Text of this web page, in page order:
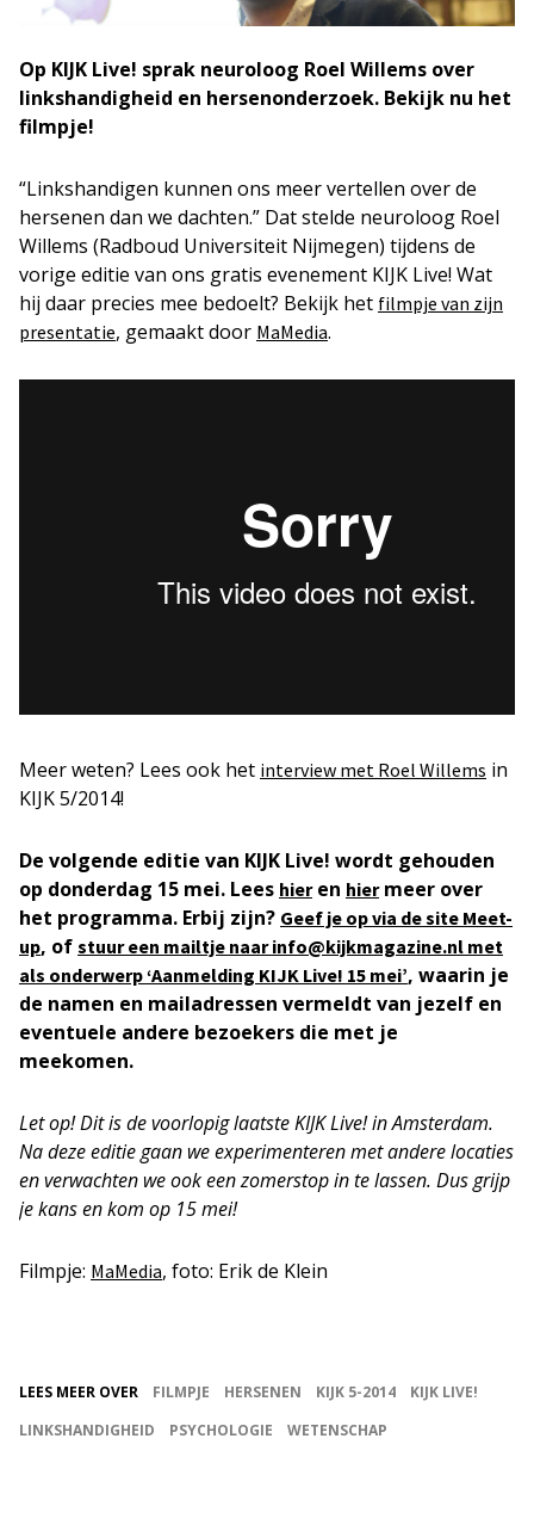
Op KIJK Live! sprak neuroloog Roel Willems over
linkshandigheid en hersenonderzoek. Bekijk nu het
filmpje!
“Linkshandigen kunnen ons meer vertellen over de
hersenen dan we dachten.” Dat stelde neuroloog Roel
Willems (Radboud Universiteit Nijmegen) tijdens de
vorige editie van ons gratis evenement KIJK Live! Wat
hij daar precies mee bedoelt? Bekijk het filmpje van zijn
presentatie, gemaakt door MaMedia.
Meer weten? Lees ook het interview met Roel Willems in
KIJK 5/2014!
De volgende editie van KIJK Live! wordt gehouden
op donderdag 15 mei. Lees hieren hiermeer over
het programma. Erbij zijn? Geef je op via de site Meet-
up, of stuur een mailtje naar info@kijkmagazine.nl met
als onderwerp ‘Aanmelding KIJK Live! 15 mei’, waarin je
de namen en mailadressen vermeldt van jezelf en
eventuele andere bezoekers die met je
meekomen.
Let op! Dit is de voorlopig laatste KIJK Live! in Amsterdam.
Na deze editie gaan we experimenteren met andere locaties
en verwachten we ook een zomerstop in te lassen. Dus grijp
je kans en kom op 15 mei!
Filmpje: MaMedia, foto: Erik de Klein
LEES MEER OVER FILMPJE HERSENEN KIJK 5-2014
KIJK LIVE!
LINKSHANDIGHEID
PSYCHOLOGIE WETENSCHAP